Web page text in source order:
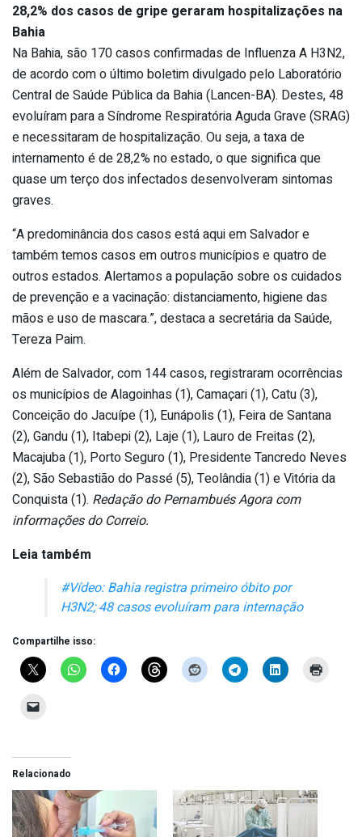
28,2% dos casos de gripe geraram hospitalizações na
Bahia
Na Bahia, são 170 casos confirmadas de Influenza A H3N2,
de acordo com o último boletim divulgado pelo Laboratório
Central de Saúde Pública da Bahia (Lancen-BA). Destes, 48
evoluíram para a Síndrome Respiratória Aguda Grave (SRAG)
e necessitaram de hospitalização. Ou seja, a taxa de
internamento é de 28,2% no estado, o que significa que
quase um terço dos infectados desenvolveram sintomas
graves.
“A predominância dos casos está aqui em Salvador e
também temos casos em outros municípios e quatro de
outros estados. Alertamos a população sobre os cuidados
de prevenção e a vacinação: distanciamento, higiene das
mãos e uso de mascara.”, destaca a secretária da Saúde,
Tereza Paim.
Além de Salvador, com 144 casos, registraram ocorrências
os municípios de Alagoinhas (1), Camaçari (1), Catu (3),
Conceição do Jacuípe (1), Eunápolis (1), Feira de Santana
(2), Gandu (1), Itabepi (2), Laje (1), Lauro de Freitas (2),
Macajuba (1), Porto Seguro (1), Presidente Tancredo Neves
(2), São Sebastião do Passé (5), Teolândia (1) e Vitória da
Conquista (1). Redação do Pernambués Agora com
informações do Correio.
Leia também
#Vídeo: Bahia registra primeiro óbito por
H3N2; 48 casos evoluíram para internação
Compartilhe isso:
Relacionado